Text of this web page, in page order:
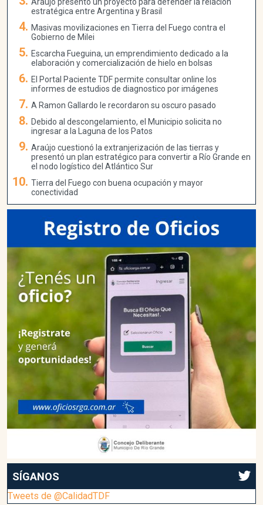
estratégica entre Argentina y Brasil
Masivas movilizaciones en Tierra del Fuego contra el
Gobierno de Milei
Escarcha Fueguina, un emprendimiento dedicado a la
elaboración y comercialización de hielo en bolsas
El Portal Paciente TDF permite consultar online los
informes de estudios de diagnostico por imágenes
A Ramon Gallardo le recordaron su oscuro pasado
Debido al descongelamiento, el Municipio solicita no
ingresar a la Laguna de los Patos
Araújo cuestionó la extranjerización de las tierras y
presentó un plan estratégico para convertir a Río Grande en
el nodo logístico del Atlántico Sur
Tierra del Fuego con buena ocupación y mayor
conectividad
SÍGANOS
Tweets de @CalidadTDF